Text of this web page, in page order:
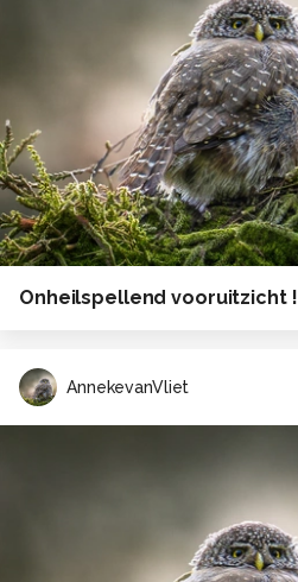
Onheilspellend vooruitzicht !
AnnekevanVliet